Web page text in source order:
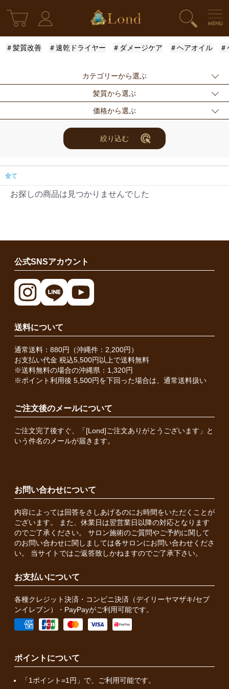
＃髪質改善 ＃速乾ドライヤー ＃ダメージケア ＃ヘアオイル
カテゴリーから選ぶ
新発売 シャンプー
トリートメント
アウトバストリー
ドライヤー・ヘア
アイロン
スタイリング
メンズスタイリン
レディース
セット商品
髪質から選ぶ
ふんわり ハリ・コシ
ウェット
ツヤ
しっとり
価格から選ぶ
〜3000円
3001円〜5000円
円
30000円
絞り込む
全て
お探しの商品は見つかりませんでした
公式SNSアカウント
送料について
通常送料：880円（沖縄件：2,200円）
お支払い代金 税込5,500円以上で送料無料
※送料無料の場合の沖縄県：1,320円
※ポイント利用後 5,500円を下回った場合は、通常送料扱い
ご注文後のメールについて
ご注文完了後すぐ、「[Lond]ご注文ありがとうございます」と
いう件名のメールが届きます。
お問い合わせについて
内容によっては回答をさしあげるのにお時間をいただくことが
ございます。 また、休業日は翌営業日以降の対応となります
のでご了承ください。 サロン施術のご質問やご予約に関して
のお問い合わせに関しましては各サロンにお問い合わせくださ
い。 当サイトではご返答致しかねますのでご了承下さい。
お支払いについて
各種クレジット決済・コンビニ決済（デイリーヤマザキ/セブ
ンイレブン）・PayPayがご利用可能です。
ポイントについて
「1ポイント=1円」で、ご利用可能です。